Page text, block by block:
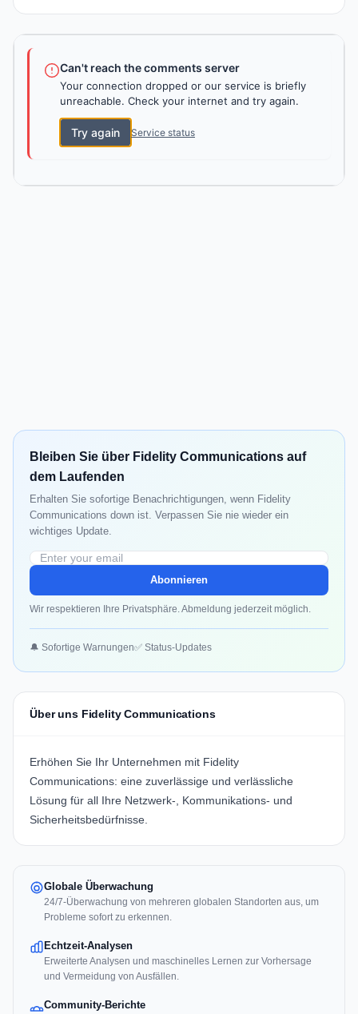
Can't reach the comments server
Your connection dropped or our service is briefly
unreachable. Check your internet and try again.
Try again Service status
Bleiben Sie über Fidelity Communications auf
dem Laufenden
Erhalten Sie sofortige Benachrichtigungen, wenn Fidelity
Communications down ist. Verpassen Sie nie wieder ein
wichtiges Update.
Abonnieren
Wir respektieren Ihre Privatsphäre. Abmeldung jederzeit möglich.
🔔 Sofortige Warnungen✅ Status-Updates
Über uns Fidelity Communications
Erhöhen Sie Ihr Unternehmen mit Fidelity
Communications: eine zuverlässige und verlässliche
Lösung für all Ihre Netzwerk-, Kommunikations- und
Sicherheitsbedürfnisse.
Globale Überwachung
24/7-Überwachung von mehreren globalen Standorten aus, um
Probleme sofort zu erkennen.
Echtzeit-Analysen
Erweiterte Analysen und maschinelles Lernen zur Vorhersage
und Vermeidung von Ausfällen.
Community-Berichte